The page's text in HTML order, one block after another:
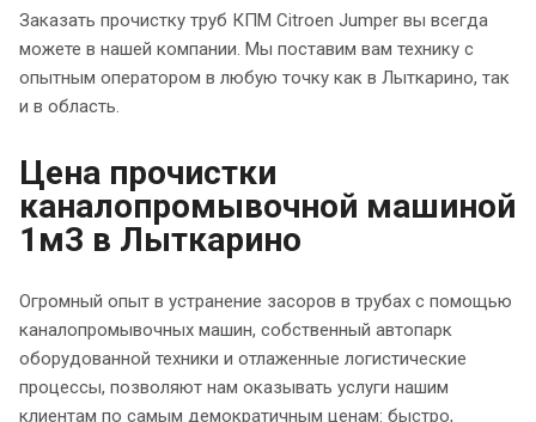
Заказать прочистку труб КПМ Citroen Jumper вы всегда
можете в нашей компании. Мы поставим вам технику с
опытным оператором в любую точку как в Лыткарино, так
и в область.
Цена прочистки
каналопромывочной машиной
1м3 в Лыткарино
Огромный опыт в устранение засоров в трубах с помощью
каналопромывочных машин, собственный автопарк
оборудованной техники и отлаженные логистические
процессы, позволяют нам оказывать услуги нашим
клиентам по самым демократичным ценам: быстро,